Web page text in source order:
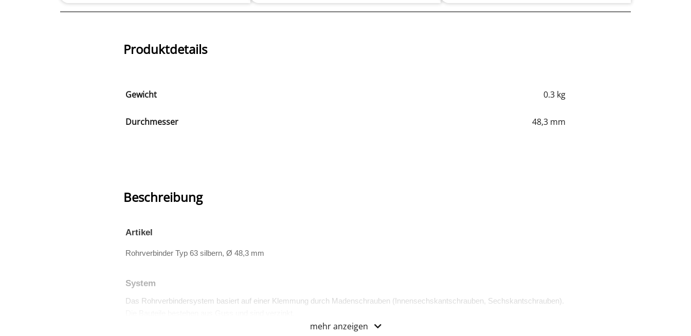
Produktdetails
Gewicht 0.3 kg
Durchmesser 48,3 mm
Beschreibung
Artikel
Rohrverbinder Typ 63 silbern, Ø 48,3 mm
System
Das Rohrverbindersystem basiert auf einer Klemmung durch Madenschrauben (Innensechskantschrauben, Sechskantschrauben).
mehr anzeigen